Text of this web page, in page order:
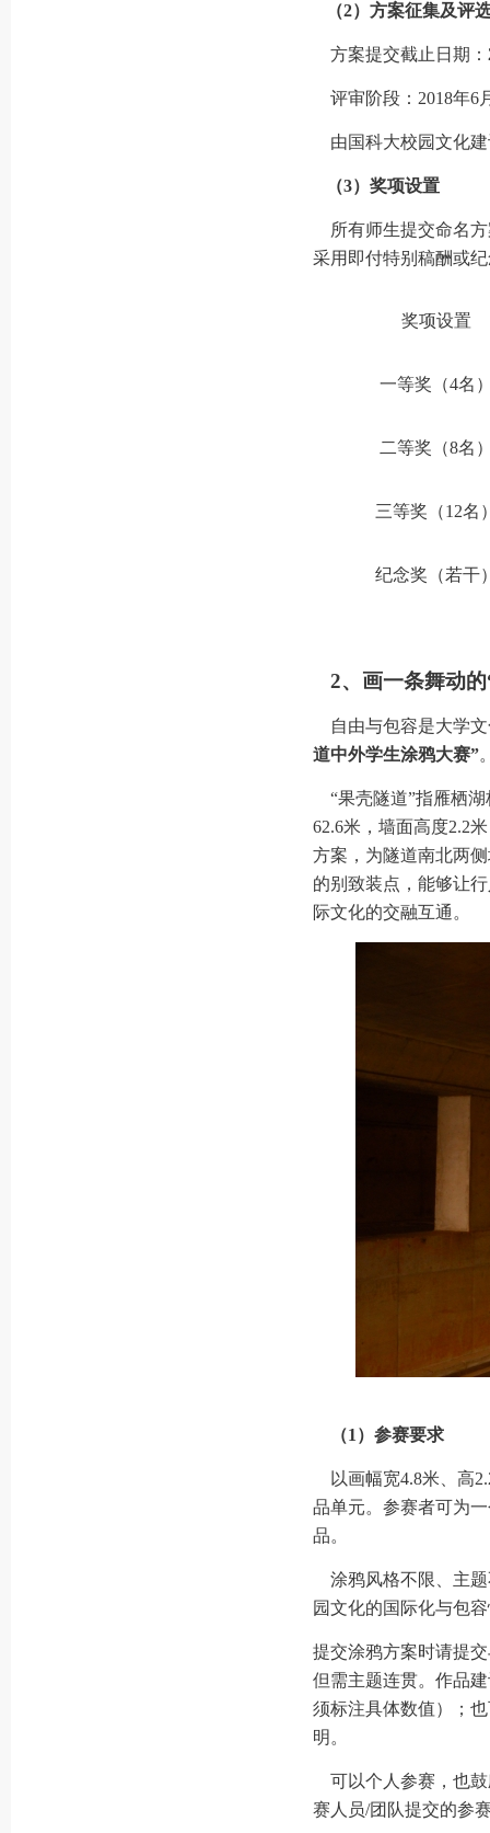
（2）方案征集及评
方案提交截止日期：
评审阶段：2018年6
由国科大校园文化建
（3）奖项设置
所有师生提交命名方
采用即付特别稿酬或
奖项设置
一等奖（4名
二等奖（8名
三等奖（12名
纪念奖（若干
2、画一条舞动
自由与包容是大学文
道中外学生涂鸦大赛”
“果壳隧道”指雁栖湖
62.6米，墙面高度2.2
方案，为隧道南北两
的别致装点，能够让
际文化的交融互通。
（1）参赛要求
以画幅宽4.8米、高
品单元。参赛者可为
品。
涂鸦风格不限、主题
园文化的国际化与包
提交涂鸦方案时请提
但需主题连贯。作品
须标注具体数值）；
明。
可以个人参赛，也鼓
赛人员/团队提交的参